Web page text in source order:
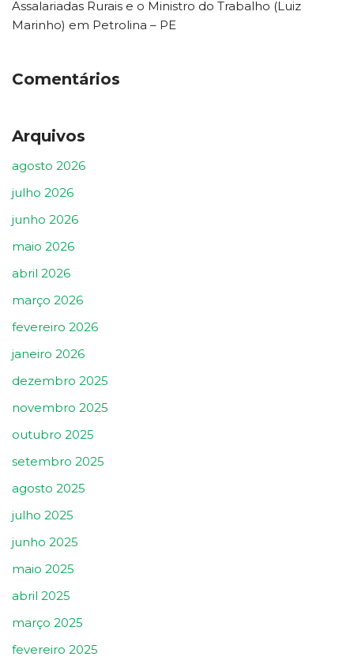
Assalariadas Rurais e o Ministro do Trabalho (Luiz
Marinho) em Petrolina – PE
Comentários
Arquivos
agosto 2026
julho 2026
junho 2026
maio 2026
abril 2026
março 2026
fevereiro 2026
janeiro 2026
dezembro 2025
novembro 2025
outubro 2025
setembro 2025
agosto 2025
julho 2025
junho 2025
maio 2025
abril 2025
março 2025
fevereiro 2025